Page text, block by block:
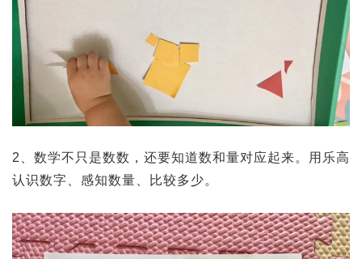
2、数学不只是数数，还要知道数和量对应起来。用乐高
认识数字、感知数量、比较多少。